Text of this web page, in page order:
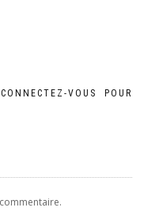
CONNECTEZ-VOUS POUR